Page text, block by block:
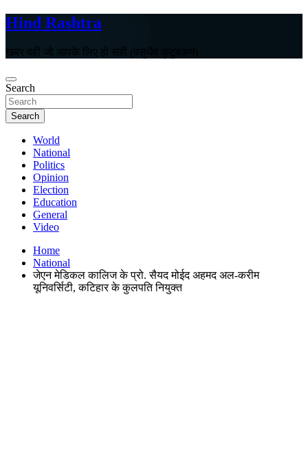
Hind Rashtra
खबर वही जो आपके लिए हो सही (वसुधैव कुटुंबकम)
Search
Search
World
National
Politics
Opinion
Election
Education
General
Video
Home
National
जेएन मेडिकल कालिज के प्रो. सैयद मोईद अहमद अल-करीम
यूनिवर्सिटी, कटिहार के कुलपति नियुक्त